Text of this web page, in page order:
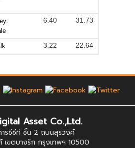
6.40 31.73
3.22 22.64
Asset Co.,Ltd.
ารซีซีที ชั้น 2 ถนนสุรวงศ์
เขตบางรัก กรุงเทพฯ 10500